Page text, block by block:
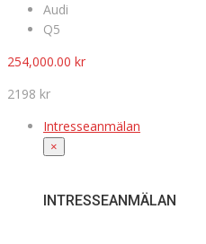
Audi
Q5
254,000.00 kr
2198 kr
Intresseanmälan
×
INTRESSEANMÄLAN